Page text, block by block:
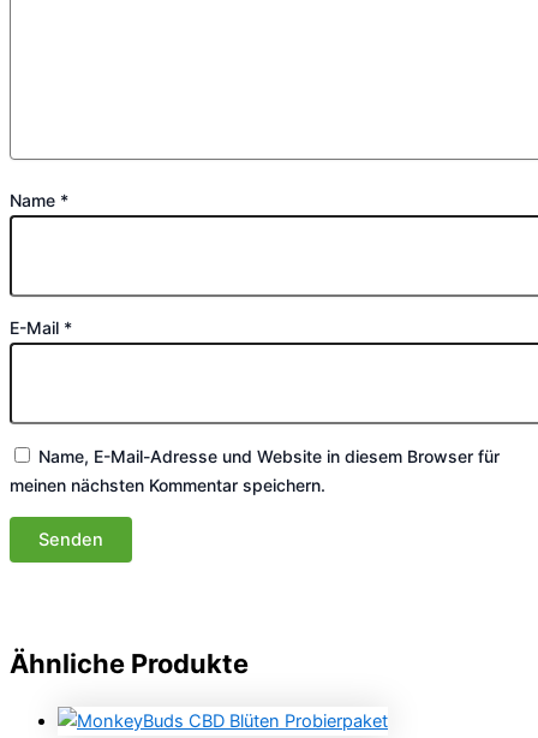
Name *
E-Mail *
Name, E-Mail-Adresse und Website in diesem Browser für
meinen nächsten Kommentar speichern.
Ähnliche Produkte